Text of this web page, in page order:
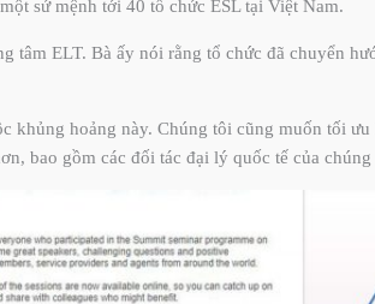
sứ mệnh tới 40 tổ chức ESL tại Việt Nam.
tâm ELT. Bà ấy nói rằng tổ chức đã chuyển
khủng hoảng này. Chúng tôi cũng muốn tối
bao gồm các đối tác đại lý quốc tế của chúng